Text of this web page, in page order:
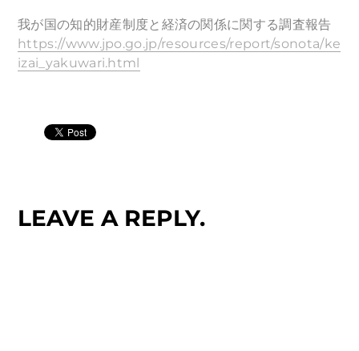
我が国の知的財産制度と経済の関係に関する調査報告
https://www.jpo.go.jp/resources/report/sonota/ke
izai_yakuwari.html
LEAVE A REPLY.